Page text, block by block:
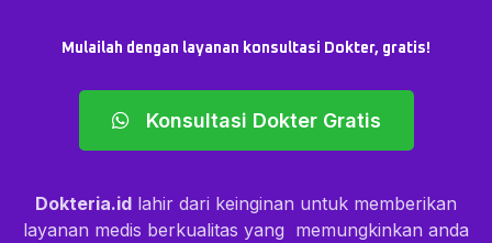
Mulailah dengan layanan konsultasi Dokter, gratis!
Konsultasi Dokter Gratis
Dokteria.id lahir dari keinginan untuk memberikan
layanan medis berkualitas yang memungkinkan anda